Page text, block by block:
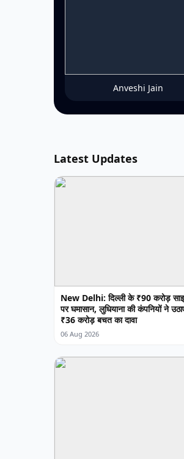
Anveshi Jain
Latest Updates
New Delhi: दिल्ली के ₹90 करोड़
पर घमासान, लुधियाना की कंपनियों ने
₹36 करोड़ बचत का दावा
06 Aug 2026